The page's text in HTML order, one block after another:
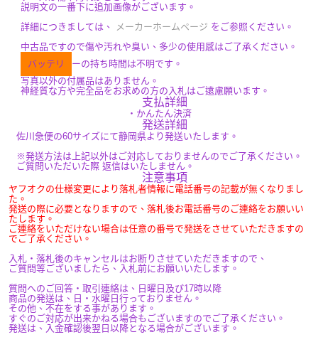
説明文の一番下に追加画像がございます。
詳細につきましては、
メーカーホームページ をご参照ください。
中古品ですので傷や汚れや臭い、多少の使用感はご了承ください。
バッテリ
ーの持ち時間は不明です。
写真以外の付属品はありません。
神経質な方や完全品をお求めの方の入札はご遠慮願います。
支払詳細
・かんたん決済
発送詳細
佐川急便の60サイズにて静岡県より発送いたします。
※発送方法は上記以外はご対応しておりませんのでご了承ください。
ご質問いただいた際 返信はいたしません。
注意事項
ヤフオクの仕様変更により落札者情報に電話番号の記載が無くなりまし
た。
発送の際に必要となりますので、落札後お電話番号のご連絡をお願いい
たします。
ご連絡をいただけない場合は任意の番号で発送をさせていただきますの
でご了承ください。
入札・落札後のキャンセルはお断りさせていただきますので、
ご質問等ございましたら、入札前にお願いいたします。
質問へのご回答・取引連絡は、日曜日及び17時以降
商品の発送は、日・水曜日行っておりません。
その他、不在をする事があります。
すぐのご対応が出来かねる場合もございますのでご了承ください。
発送は、入金確認後翌日以降となる場合がございます。